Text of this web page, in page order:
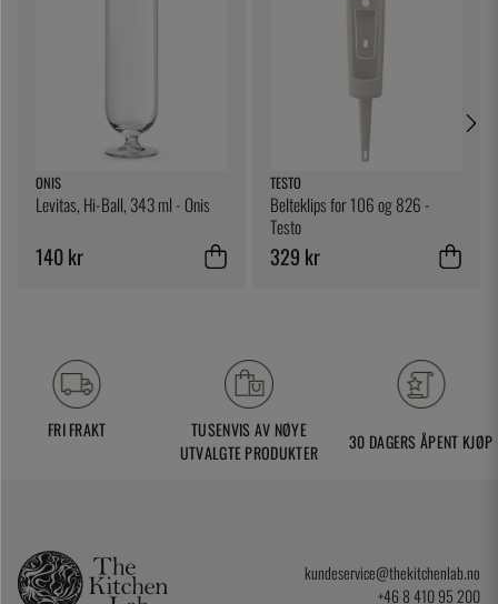
ONIS
Levitas, Hi-Ball, 343 ml - Onis
140 kr
TESTO
Belteklips for 106 og 826 -
Testo
329 kr
FRI FRAKT
TUSENVIS AV NØYE
UTVALGTE PRODUKTER
30 DAGERS ÅPENT KJØP
kundeservice@thekitchenlab.no
+46 8 410 95 200